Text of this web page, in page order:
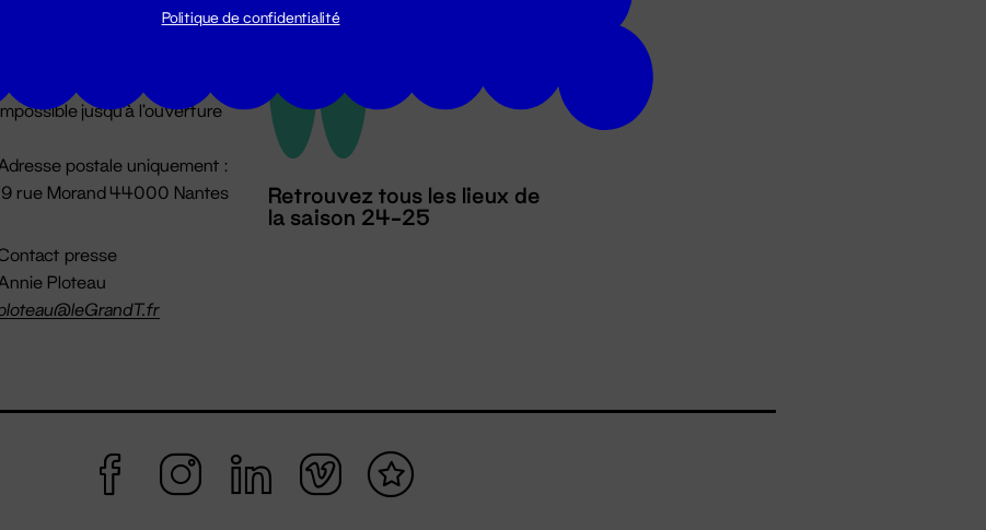
billetterie@leGrandT.fr
jusqu'à l'ouverture
postale uniquement :
rue Morand 44000 Nantes
presse
Ploteau
Retrouvez tous les lieux de
la saison 24-25
Politique de confidentialité